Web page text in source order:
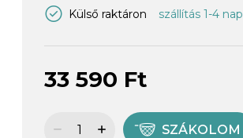
Külső raktáron szállítás 1-4 nap
33 590 Ft
SZÁKOLOM